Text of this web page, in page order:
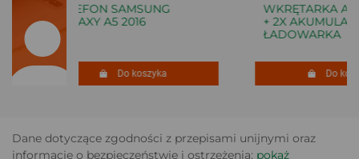
TELEFON SAMSUNG
GALAXY A5 2016
Do koszyka
WKRĘTARKA
+ 2X
ŁADOWARKA
Do
Dane dotyczące zgodności z przepisami unijnymi oraz
informacje o bezpieczeństwie i ostrzeżenia: pokaż